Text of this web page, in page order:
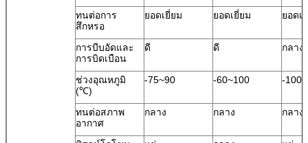
ทนต่อการ
สึกหรอ
ยอดเยี่ยม ยอดเยี่ยม ยอดเ
การบีบอัดและ
การบิดเบือน
ดี ดี กลาง
ช่วงอุณหภูมิ
(℃)
-75~90 -60~100 -
ทนต่อสภาพ
อากาศ
กลาง กลาง กลาง